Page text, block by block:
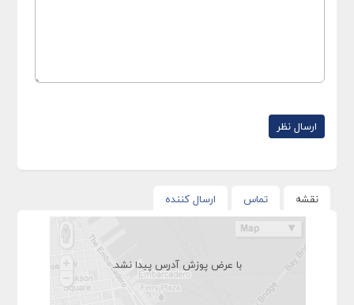
نقشه تماس ارسال کننده
با عرض پوزش آدرس پیدا نشد.